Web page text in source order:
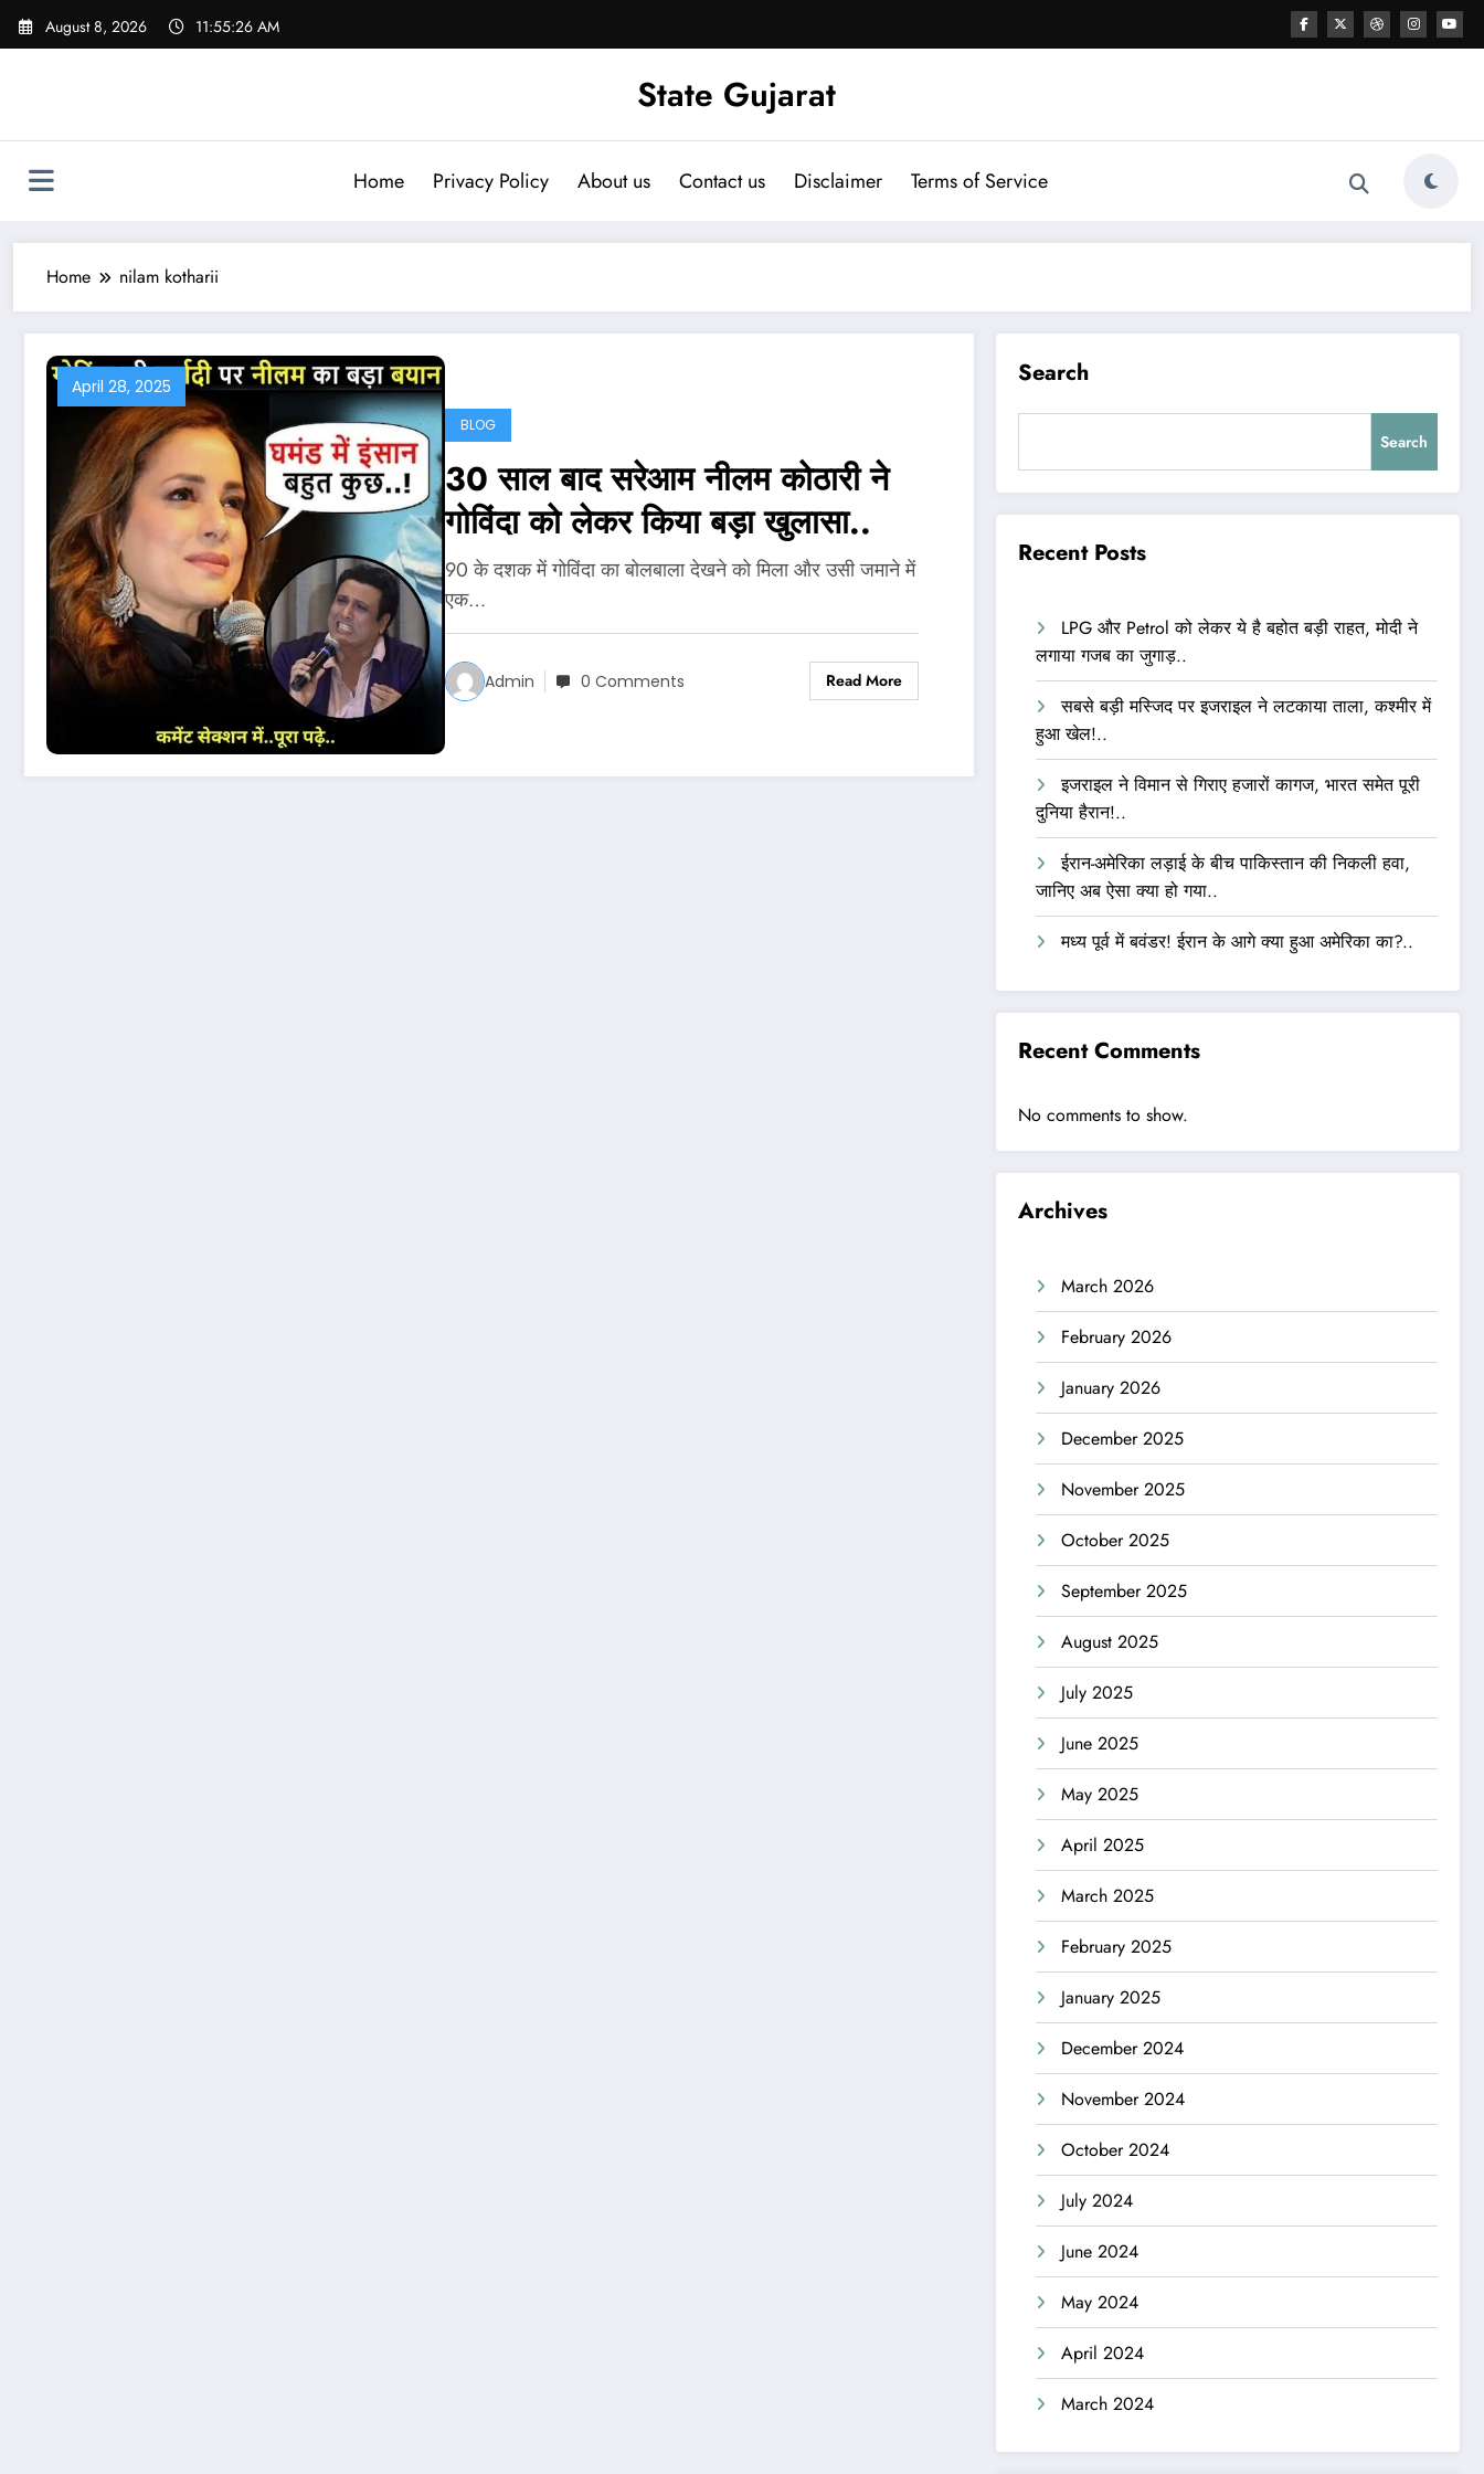
Skip
August 8, 2026 11:55:27 AM
State Gujarat
Home Privacy Policy About us Contact us Disclaimer Terms of Service
Home nilam kotharii
April 28, 2025
BLOG
30 साल बाद सरेआम नीलम कोठारी ने
गोविंदा को लेकर किया बड़ा खुलासा..
90 के दशक में गोविंदा का बोलबाला देखने को मिला और उसी जमाने में
एक…
Admin 0 Comments Read More
Search
Search
Recent Posts
LPG और Petrol को लेकर ये है बहोत बड़ी राहत, मोदी ने
लगाया गजब का जुगाड़..
सबसे बड़ी मस्जिद पर इजराइल ने लटकाया ताला, कश्मीर में
हुआ खेल!..
इजराइल ने विमान से गिराए हजारों कागज, भारत समेत पूरी
दुनिया हैरान!..
ईरान-अमेरिका लड़ाई के बीच पाकिस्तान की निकली हवा,
जानिए अब ऐसा क्या हो गया..
मध्य पूर्व में बवंडर! ईरान के आगे क्या हुआ अमेरिका का?..
Recent Comments
No comments to show.
Archives
March 2026
February 2026
January 2026
December 2025
November 2025
October 2025
September 2025
August 2025
July 2025
June 2025
May 2025
April 2025
March 2025
February 2025
January 2025
December 2024
November 2024
October 2024
July 2024
June 2024
May 2024
April 2024
March 2024